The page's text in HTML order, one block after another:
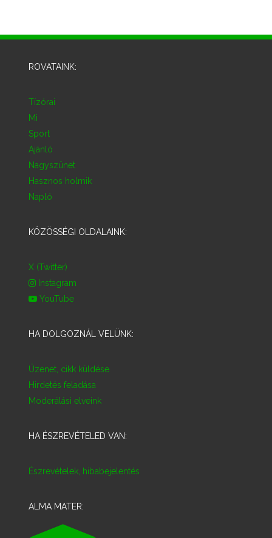
ROVATAINK:
Tízórai
Mi
Sport
Ajánló
Nagyszünet
Hasznos holmik
Napló
KÖZÖSSÉGI OLDALAINK:
X (Twitter)
Instagram
YouTube
HA DOLGOZNÁL VELÜNK:
Üzenet, cikk küldése
Hirdetés feladása
Moderálási elveink
HA ÉSZREVÉTELED VAN:
Észrevételek, hibabejelentés
ALMA MATER: